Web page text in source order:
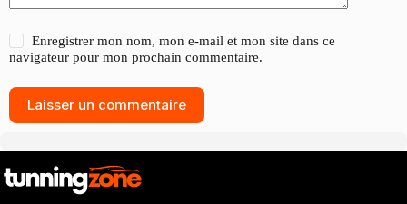
Enregistrer mon nom, mon e-mail et mon site dans ce
navigateur pour mon prochain commentaire.
Laisser un commentaire